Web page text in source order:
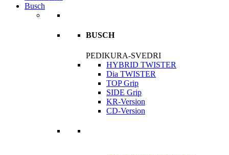
Busch
BUSCH
PEDIKURA-SVEDRI
HYBRID TWISTER
Dia TWISTER
TOP Grip
SIDE Grip
KR-Version
CD-Version